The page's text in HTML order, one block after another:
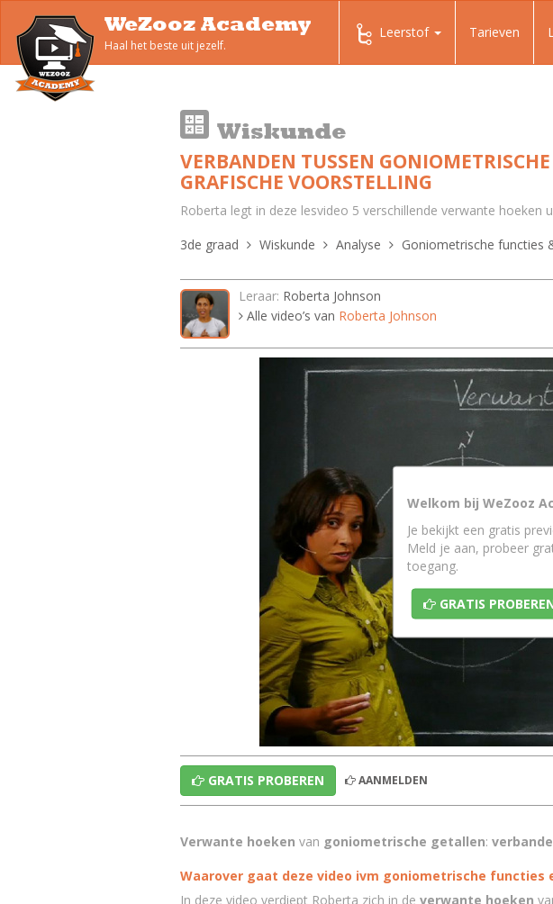
WeZooz Academy
Haal het beste uit jezelf.
Leerstof Tarieven
Wiskunde
VERBANDEN TUSSEN
GRAFISCHE VOORSTELLING
Roberta legt in deze lesvideo 5 verschillende verwante hoeken
3de graad
Wiskunde Analyse Goniometrische functies
Leraar: Roberta Johnson
Alle video’s van Roberta Johnson
Welkom bij WeZooz
Je bekijkt een gratis
Meld je aan, probeer
toegang.
GRATIS
GRATIS PROBEREN AANMELDEN
Verwante hoeken van goniometrische getallen:
Waarover gaat deze video ivm goniometrische functies
In deze video verdiept Roberta zich in de verwante hoeken